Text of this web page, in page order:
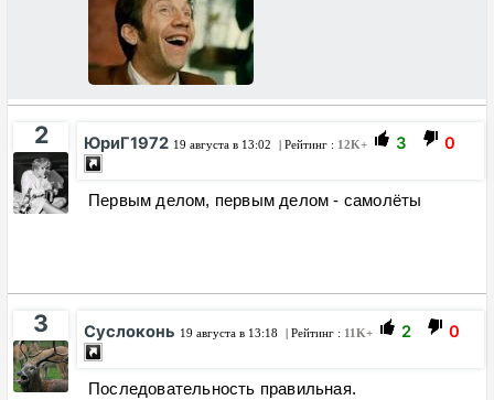
2 ЮриГ1972 19 августа в 13:02 | Рейтинг : 12K+ 3 0
Первым делом, первым делом - самолёты
3 Суслоконь 19 августа в 13:18 | Рейтинг : 11K+ 2 0
Последовательность правильная.